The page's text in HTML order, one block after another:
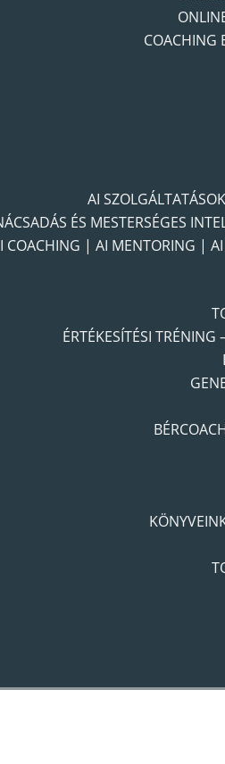
COACHING
AI
ÉS MESTERSÉGES
COACHING | AI MENTORING | AI
ÉRTÉKESÍTÉSI